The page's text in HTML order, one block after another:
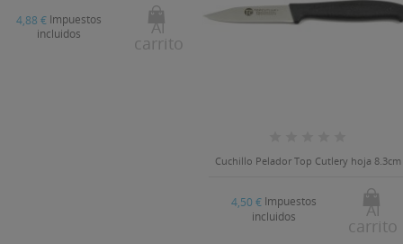
4,88 € Impuestos
incluidos
Al
carrito
Cuchillo Pelador Top Cutlery hoja 8.3cm
4,50 € Impuestos
incluidos
Al
carrito